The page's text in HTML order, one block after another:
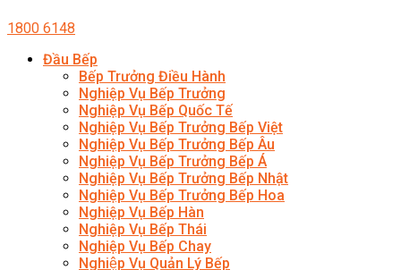
1800 6148
Đầu Bếp
Bếp Trưởng Điều Hành
Nghiệp Vụ Bếp Trưởng
Nghiệp Vụ Bếp Quốc Tế
Nghiệp Vụ Bếp Trưởng Bếp Việt
Nghiệp Vụ Bếp Trưởng Bếp Âu
Nghiệp Vụ Bếp Trưởng Bếp Á
Nghiệp Vụ Bếp Trưởng Bếp Nhật
Nghiệp Vụ Bếp Trưởng Bếp Hoa
Nghiệp Vụ Bếp Hàn
Nghiệp Vụ Bếp Thái
Nghiệp Vụ Bếp Chay
Nghiệp Vụ Quản Lý Bếp